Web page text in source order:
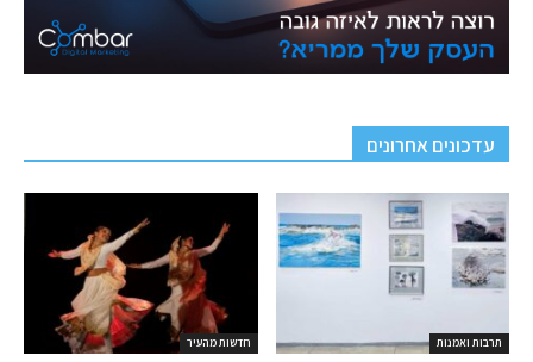
עדכונים אחרונים
חדשות מהעיר תרבות ואמנות